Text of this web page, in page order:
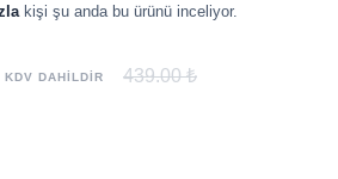
kişi şu anda bu ürünü inceliyor.
KDV DAHİLDİR 439.00 ₺